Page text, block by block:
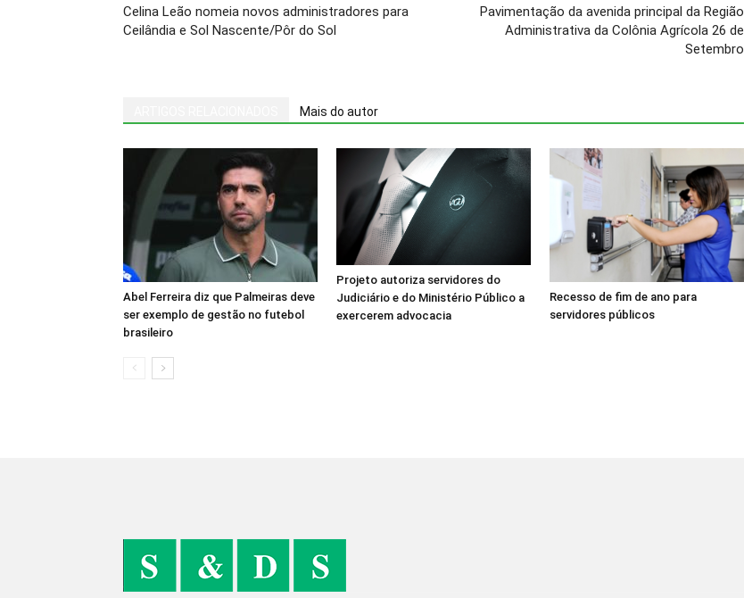
Celina Leão nomeia novos administradores para
Ceilândia e Sol Nascente/Pôr do Sol
Pavimentação da avenida principal da Região
Administrativa da Colônia Agrícola 26 de
Setembro
Mais do autor
Abel Ferreira diz que Palmeiras deve
ser exemplo de gestão no futebol
brasileiro
Projeto autoriza servidores do
Judiciário e do Ministério Público a
exercerem advocacia
Recesso de fim de ano para
servidores públicos